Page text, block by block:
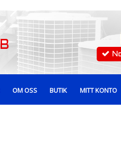
OM OSS BUTIK MITT KONTO